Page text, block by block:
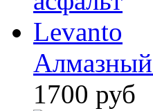
Алмазный
1700 руб